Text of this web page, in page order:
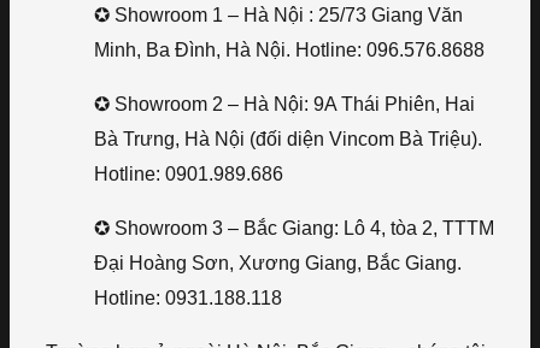
✪ Showroom 1 – Hà Nội : 25/73 Giang Văn
Minh, Ba Đình, Hà Nội. Hotline: 096.576.8688
✪ Showroom 2 – Hà Nội: 9A Thái Phiên, Hai
Bà Trưng, Hà Nội (đối diện Vincom Bà Triệu).
Hotline: 0901.989.686
✪ Showroom 3 – Bắc Giang: Lô 4, tòa 2, TTTM
Đại Hoàng Sơn, Xương Giang, Bắc Giang.
Hotline: 0931.188.118